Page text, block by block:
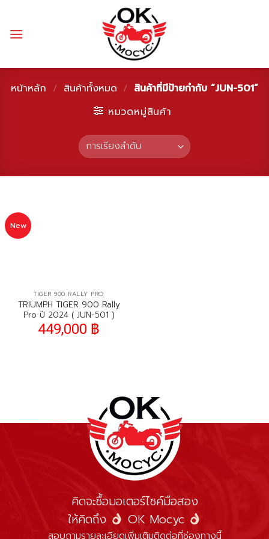
content
หน้าหลัก / สินค้าทั้งหมด / สินค้าที่มีป้ายกำกับ “JUN-501”
หมวดหมู่สินค้า
New
TIGER 900 RALLY PRO
TRIUMPH TIGER 900 Rally
Pro ปี 2024 ( JUN-501 )
449,000 ฿
คิดจะซื้อมอเตอร์ไซค์มือสอง
ให้คิดถึง
OK Mocyc
สอบถามรายละเอียดเพิ่มเติมติดต่อที่ช่องทางนี้